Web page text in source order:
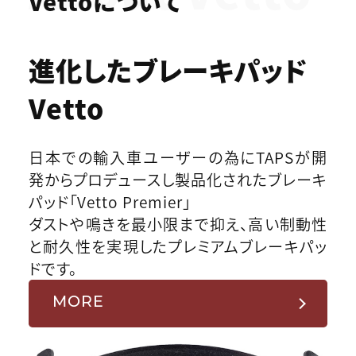
進化したブレーキパッド
Vetto
日本での輸入車ユーザーの為にTAPSが開
発からプロデュースし製品化されたブレーキ
パッド「Vetto Premier」
ダストや鳴きを最小限まで抑え、高い制動性
と耐久性を実現したプレミアムブレーキパッ
ドです。
MORE